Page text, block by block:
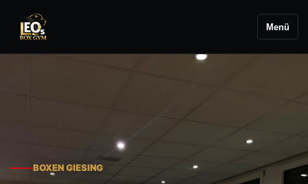
Menü
BOXEN GIESING